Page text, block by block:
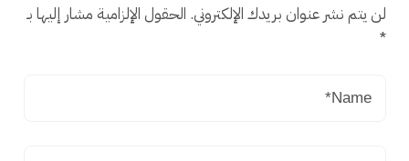
لن يتم نشر عنوان بريدك الإلكتروني. الحقول الإلزامية مشار إليها بـ
*